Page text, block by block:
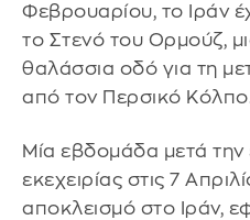
Φεβρουαρίου, το Ιράν
το Στενό του Ορμούζ,
θαλάσσια οδό για τη
από τον Περσικό
Μία εβδομάδα μετά την
εκεχειρίας στις 7
αποκλεισμό στο Ιράν,